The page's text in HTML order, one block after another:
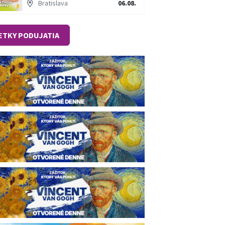
Bratislava 06.08.
PODUJATIA